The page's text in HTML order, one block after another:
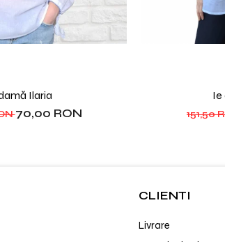
Ilaria
70,00 RON
Ie
151,50
CLIENTI
Livrare